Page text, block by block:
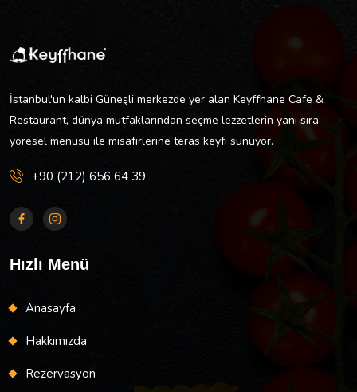
İstanbul'un kalbi Güneşli merkezde yer alan Keyffhane Cafe &
Restaurant, dünya mutfaklarından seçme lezzetlerin yanı sıra
yöresel menüsü ile misafirlerine teras keyfi sunuyor.
+90 (212) 656 64 39
Hızlı Menü
Anasayfa
Hakkımızda
Rezervasyon